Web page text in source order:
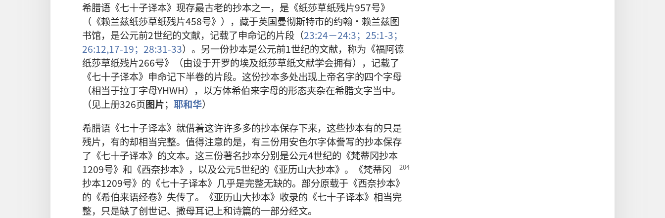
希腊语《七十子译本》现存最古老的抄本之一，是《纸莎草纸残片957号》
（《赖兰兹纸莎草纸残片458号》），藏于英国曼彻斯特市的约翰·赖兰兹图
书馆，是公元前2世纪的文献，记载了申命记的片段（23:24－24:3； 25:1-3；
26:12,17-19； 28:31-33）。另一份抄本是公元前1世纪的文献，称为《福阿德
纸莎草纸残片266号》（由设于开罗的埃及纸莎草纸文献学会拥有），记载了
《七十子译本》申命记下半卷的片段。这份抄本多处出现上帝名字的四个字母
（相当于拉丁字母YHWH），以方体希伯来字母的形态夹杂在希腊文字当中。
（见上册326页图片； 耶和华）
希腊语《七十子译本》就借着这许许多多的抄本保存下来，这些抄本有的只是
残片，有的却相当完整。值得注意的是，有三份用安色尔字体誊写的抄本保存
了《七十子译本》的文本。这三份著名抄本分别是公元4世纪的《梵蒂冈抄本
1209号》和 《西奈抄本》，以及公元5世纪的《亚历山大抄本》。《梵蒂冈
抄本1209号》的《七十子译本》几乎是完整无缺的。部分原载于《西奈抄本》
的《希伯来语经卷》失传了。《亚历山大抄本》收录的《七十子译本》相当完
整，只是缺了创世记、撒母耳记上和诗篇的一部分经文。